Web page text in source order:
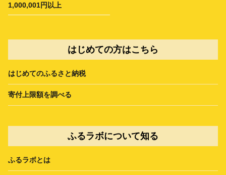
1,000,001円以上
はじめての方はこちら
はじめてのふるさと納税
寄付上限額を調べる
ふるラボについて知る
ふるラボとは